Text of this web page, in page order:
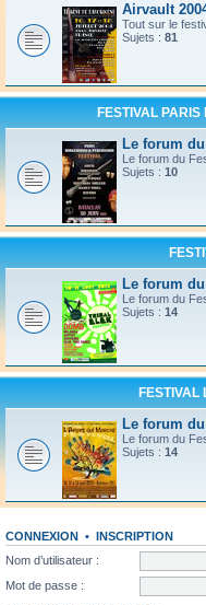
Airvault
Tout sur le
Sujets : 81
FESTIVAL
Le forum
Le forum du
Sujets : 10
Le forum
Le forum du
Sujets : 14
Le forum
Le forum du
Sujets : 14
CONNEXION • INSCRIPTION
Nom d’utilisateur :
Mot de passe :